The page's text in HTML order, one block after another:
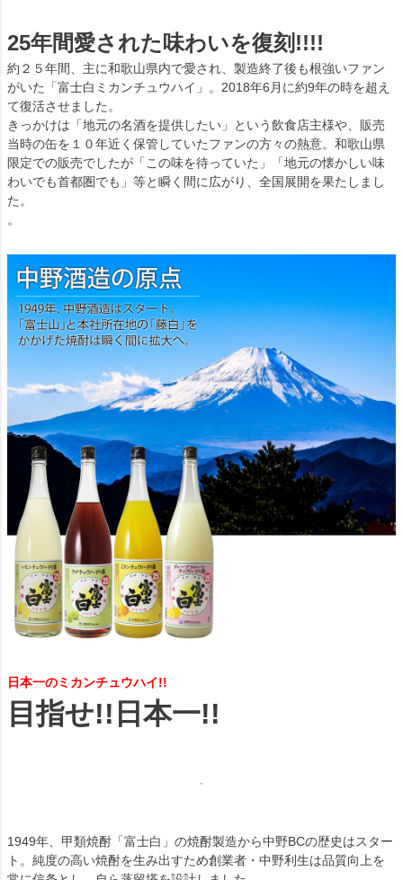
25年間愛された味わいを復刻!!!!
約２５年間、主に和歌山県内で愛され、製造終了後も根強いファン
がいた「富士白ミカンチュウハイ」。2018年6月に約9年の時を超え
て復活させました。
きっかけは「地元の名酒を提供したい」という飲食店主様や、販売
当時の缶を１０年近く保管していたファンの方々の熱意。和歌山県
限定での販売でしたが「この味を待っていた」「地元の懐かしい味
わいでも首都圏でも」等と瞬く間に広がり、全国展開を果たしまし
た。
。
日本一のミカンチュウハイ!!
目指せ!!日本一!!
1949年、甲類焼酎「富士白」の焼酎製造から中野BCの歴史はスター
ト。純度の高い焼酎を生み出すため創業者・中野利生は品質向上を